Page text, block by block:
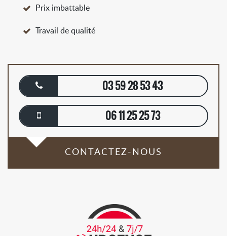
Prix imbattable
Travail de qualité
03 59 28 53 43
06 11 25 25 73
CONTACTEZ-NOUS